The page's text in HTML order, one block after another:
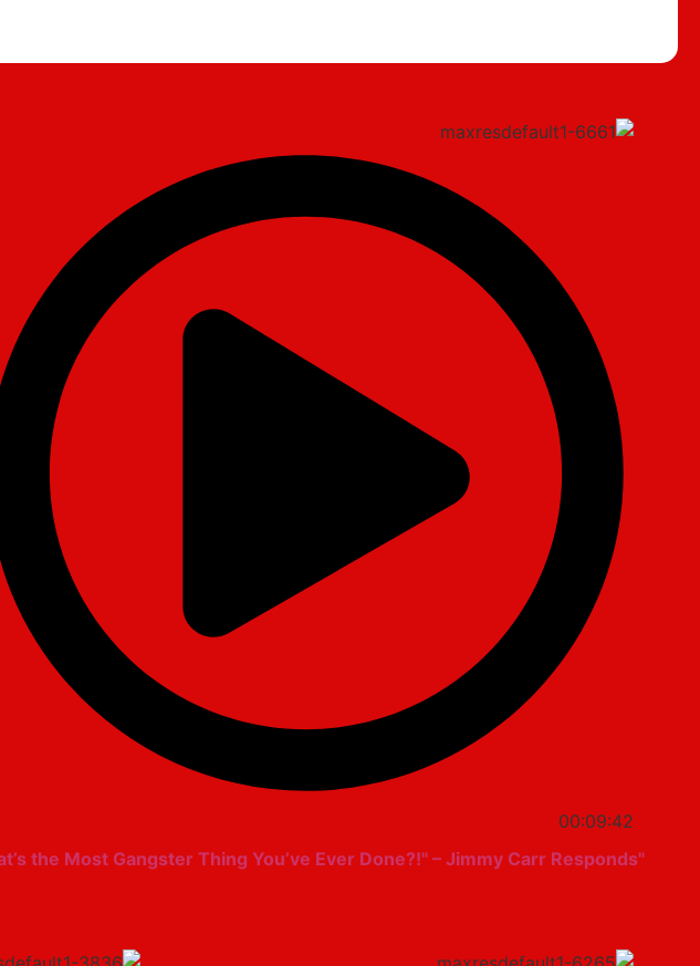
00:09:42
"What’s the Most Gangster Thing You’ve Ever Done?!" – Jimmy Carr Responds